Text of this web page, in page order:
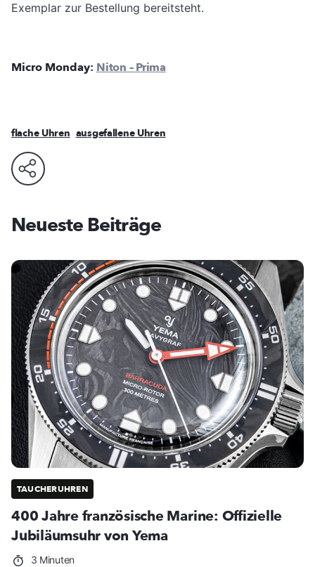
Exemplar zur Bestellung bereitsteht.
Micro Monday: Niton – Prima
flache Uhren ausgefallene Uhren
Neueste Beiträge
TAUCHERUHREN
400 Jahre französische Marine: Offizielle
Jubiläumsuhr von Yema
3 Minuten